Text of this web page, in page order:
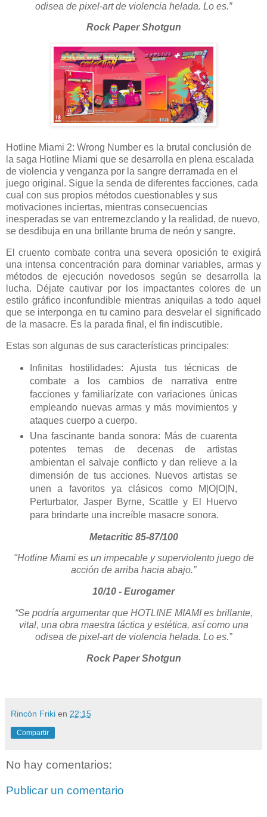
odisea de pixel-art de violencia helada. Lo es.”
Rock Paper Shotgun
Hotline Miami 2: Wrong Number es la brutal conclusión de
la saga Hotline Miami que se desarrolla en plena escalada
de violencia y venganza por la sangre derramada en el
juego original. Sigue la senda de diferentes facciones, cada
cual con sus propios métodos cuestionables y sus
motivaciones inciertas, mientras consecuencias
inesperadas se van entremezclando y la realidad, de nuevo,
se desdibuja en una brillante bruma de neón y sangre.
El cruento combate contra una severa oposición te exigirá
una intensa concentración para dominar variables, armas y
métodos de ejecución novedosos según se desarrolla la
lucha. Déjate cautivar por los impactantes colores de un
estilo gráfico inconfundible mientras aniquilas a todo aquel
que se interponga en tu camino para desvelar el significado
de la masacre. Es la parada final, el fin indiscutible.
Estas son algunas de sus características principales:
Infinitas hostilidades: Ajusta tus técnicas de
combate a los cambios de narrativa entre
facciones y familiarízate con variaciones únicas
empleando nuevas armas y más movimientos y
ataques cuerpo a cuerpo.
Una fascinante banda sonora: Más de cuarenta
potentes temas de decenas de artistas
ambientan el salvaje conflicto y dan relieve a la
dimensión de tus acciones. Nuevos artistas se
unen a favoritos ya clásicos como M|O|O|N,
Perturbator, Jasper Byrne, Scattle y El Huervo
para brindarte una increíble masacre sonora.
Metacritic 85-87/100
"Hotline Miami es un impecable y superviolento juego de
acción de arriba hacia abajo.”
10/10 - Eurogamer
“Se podría argumentar que HOTLINE MIAMI es brillante,
vital, una obra maestra táctica y estética, así como una
odisea de pixel-art de violencia helada. Lo es.”
Rock Paper Shotgun
Rincón Friki en 22:15
Compartir
No hay comentarios:
Publicar un comentario